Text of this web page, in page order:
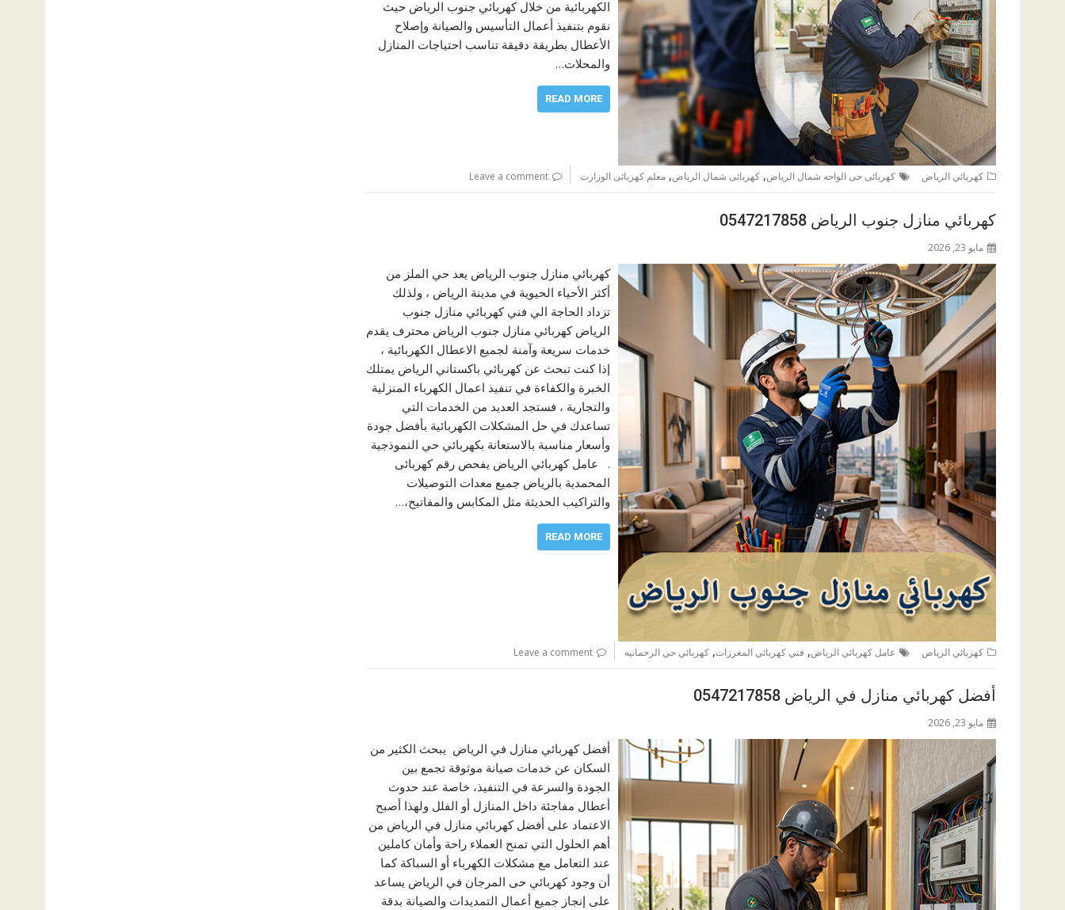
الكهربائية من خلال كهربائي جنوب الرياض حيث
نقوم بتنفيذ أعمال التأسيس والصيانة وإصلاح
الأعطال بطريقة دقيقة تناسب احتياجات المنازل
والمحلات…
READ MORE
كهربائي الرياض كهربائى حى الواحه شمال الرياض, كهربائى شمال الرياض, معلم كهربائى الوزارت Leave a comment
كهربائي منازل جنوب الرياض 0547217858
مايو 23, 2026
كهربائي منازل جنوب الرياض يعد حي الملز من
أكثر الأحياء الحيوية في مدينة الرياض ، ولذلك
تزداد الحاجة الي فني كهربائي منازل جنوب
الرياض كهربائي منازل جنوب الرياض محترف يقدم
خدمات سريعة وآمنة لجميع الاعطال الكهربائية ،
إذا كنت تبحث عن كهربائي باكستاني الرياض يمتلك
الخبرة والكفاءة في تنفيذ اعمال الكهرباء المنزلية
والتجارية ، فستجد العديد من الخدمات التي
تساعدك في حل المشكلات الكهربائية بأفضل جودة
وأسعار مناسبة بالاستعانة بكهربائي حي النموذجية
. عامل كهربائي الرياض يفحص رقم كهربائى
المحمدية بالرياض جميع معدات التوصيلات
والتراكيب الحديثة مثل المكابس والمفاتيح،…
READ MORE
كهربائي الرياض عامل كهربائي الرياض, فني كهربائي المغرزات, كهربائي حي الرحمانيه Leave a comment
أفضل كهربائي منازل في الرياض 0547217858
مايو 23, 2026
أفضل كهربائي منازل في الرياض يبحث الكثير من
السكان عن خدمات صيانة موثوقة تجمع بين
الجودة والسرعة في التنفيذ، خاصة عند حدوث
أعطال مفاجئة داخل المنازل أو الفلل ولهذا أصبح
الاعتماد على أفضل كهربائي منازل في الرياض من
أهم الحلول التي تمنح العملاء راحة وأمان كاملين
عند التعامل مع مشكلات الكهرباء أو السباكة كما
أن وجود كهربائي حى المرجان في الرياض يساعد
على إنجاز جميع أعمال التمديدات والصيانة بدقة